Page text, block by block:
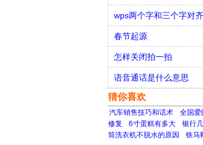
wps两个字和三个字对齐
春节起源
怎样关闭拍一拍
语音通话是什么意思
猜你喜欢
汽车销售技巧和话术 全国爱
修复
6寸蛋糕有多大 银行
筒洗衣机不脱水的原因
铁马